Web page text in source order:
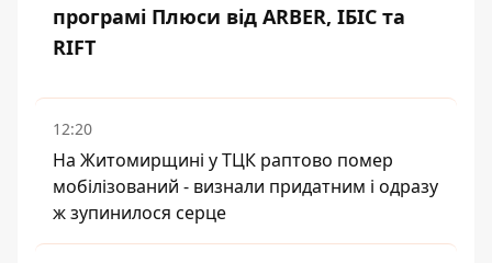
програмі Плюси від ARBER, ІБІС та
RIFT
12:20
На Житомирщині у ТЦК раптово помер
мобілізований - визнали придатним і одразу
ж зупинилося серце